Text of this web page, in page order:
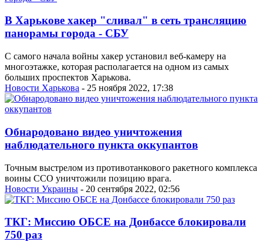
В Харькове хакер "сливал" в сеть трансляцию
панорамы города - СБУ
С самого начала войны хакер установил веб-камеру на
многоэтажке, которая располагается на одном из самых
больших проспектов Харькова.
Новости Харькова - 25 ноября 2022, 17:38
Обнародовано видео уничтожения
наблюдательного пункта оккупантов
Точным выстрелом из противотанкового ракетного комплекса
воины ССО уничтожили позицию врага.
Новости Украины - 20 сентября 2022, 02:56
ТКГ: Миссию ОБСЕ на Донбассе блокировали
750 раз